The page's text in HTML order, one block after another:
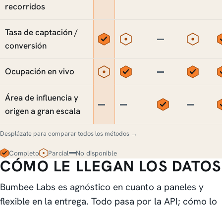
recorridos
Tasa de captación /
conversión
Sí Parcial No
Ocupación en vivo ParcialSí No Sí
Área de influencia y
origen a gran escala
No No Sí No
Desplázate para comparar todos los métodos →
Completo Parcial No disponible
CÓMO LE LLEGAN LOS DATOS
Bumbee Labs es agnóstico en cuanto a paneles y
flexible en la entrega. Todo pasa por la API; cómo lo